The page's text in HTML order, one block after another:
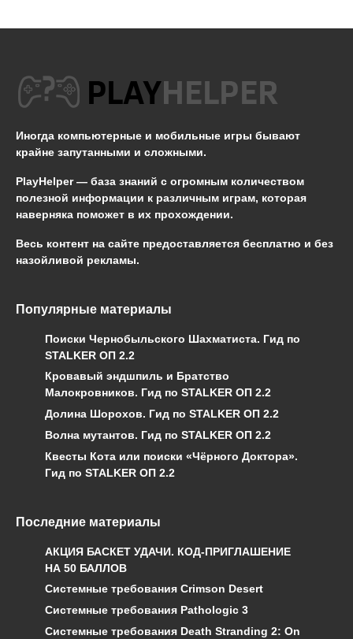
Иногда компьютерные и мобильные игры бывают
крайне запутанными и сложными.
PlayHelper — база знаний с огромным количеством
полезной информации к различным играм, которая
наверняка поможет в их прохождении.
Весь контент на сайте предоставляется бесплатно и без
назойливой рекламы.
Популярные материалы
Поиски Чернобыльского Шахматиста. Гид по
STALKER ОП 2.2
Кровавый эндшпиль и Братство
Малокровников. Гид по STALKER ОП 2.2
Долина Шорохов. Гид по STALKER ОП 2.2
Волна мутантов. Гид по STALKER ОП 2.2
Квесты Кота или поиски «Чёрного Доктора».
Гид по STALKER ОП 2.2
Последние материалы
АКЦИЯ БАСКЕТ УДАЧИ. КОД-ПРИГЛАШЕНИЕ
НА 50 БАЛЛОВ
Системные требования Crimson Desert
Системные требования Pathologic 3
Системные требования Death Stranding 2: On